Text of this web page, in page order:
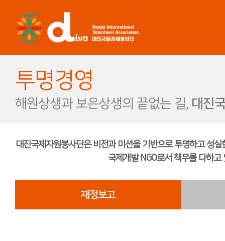
투명경영
해원상생과 보은상생의 끝없는 길, 대진
대진국제자원봉사단은 비전과 미션을 기반으로 투명하고 성
국제개발 NGO로서 책무를 다하고
재정보고